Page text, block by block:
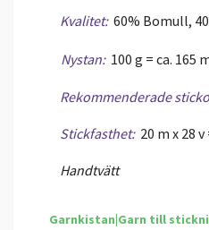
Kvalitet: 60% Bomull,
Nystan:100 g = ca. 165
Rekommenderade
Stickfasthet: 20 m x 28 v
Handtvätt
Garnkistan|Garn till